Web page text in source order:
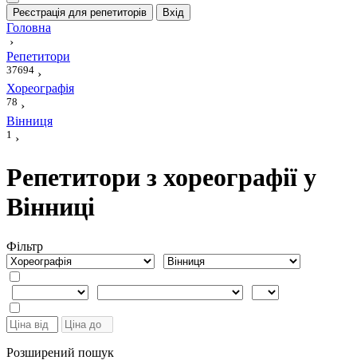
Реєстрація для репетиторів Вхід
Головна
›
Репетитори
37694 ›
Хореографія
78 ›
Вінниця
1 ›
Репетитори з хореографії у
Вінниці
Фiльтр
Розширений пошук